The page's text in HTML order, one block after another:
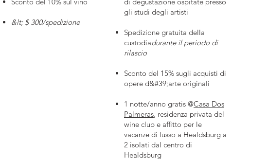
&lt; $ 300/spedizione
gli studi degli artisti
Spedizione gratuita della
custodiadurante il periodo di
rilascio
Sconto del 15% sugli acquisti di
opere d&#39;arte originali
1 notte/anno gratis @Casa Dos
Palmeras, residenza privata del
wine club e affitto per le
vacanze di lusso a Healdsburg a
2 isolati dal centro di
Healdsburg